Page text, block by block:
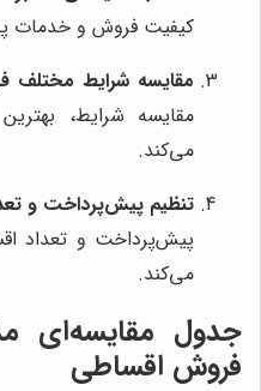
کیفیت فروش و خدمات
مقایسه شرایط مختلف
مقایسه شرایط،
می‌کند.
تنظیم پیش‌پرداخت و
پیش‌پرداخت و تعداد
می‌کند.
جدول مقایسه‌ای
فروش اقساطی